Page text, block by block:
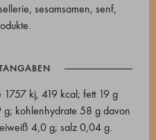
sesamsamen, senf,
kj, 419 kcal; fett 19 g
g; kohlenhydrate 58 g davon
4,0 g; salz 0,04 g.